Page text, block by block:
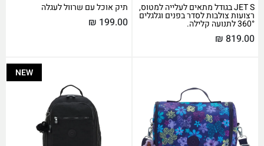
JET S בגודל מתאים לעלייה למטוס,
רצועות צולבות לסדר בפנים וגלגלים
360° לתנועה קלילה.
₪ 819.00
תיק אוכל עם שרוול לעגלה
₪ 199.00
NEW